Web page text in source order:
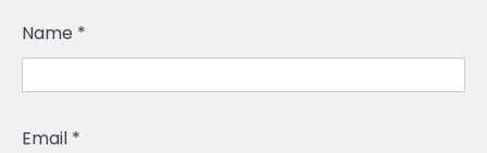
Name *
Email *